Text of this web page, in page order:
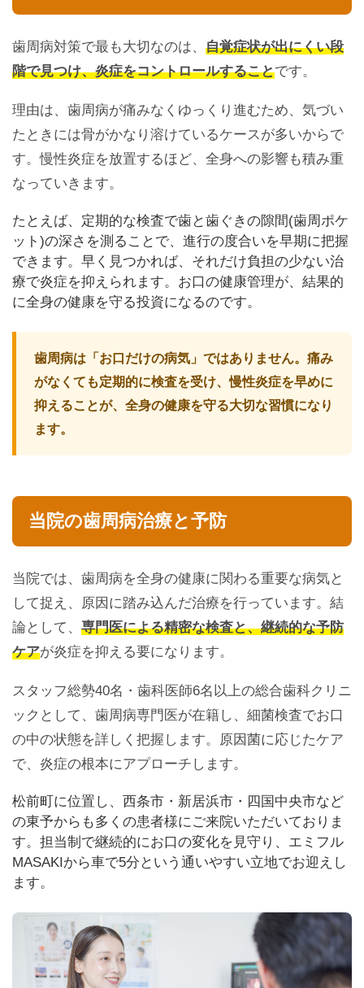
歯周病対策で最も大切なのは、 自覚症状が出にくい段
階で見つけ、炎症をコントロールすることです。
理由は、歯周病が痛みなくゆっくり進むため、気づい
たときには骨がかなり溶けているケースが多いからで
す。慢性炎症を放置するほど、全身への影響も積み重
なっていきます。
たとえば、定期的な検査で歯と歯ぐきの隙間(歯周ポケ
ット)の深さを測ることで、進行の度合いを早期に把握
できます。早く見つかれば、それだけ負担の少ない治
療で炎症を抑えられます。お口の健康管理が、結果的
に全身の健康を守る投資になるのです。
歯周病は「お口だけの病気」ではありません。痛み
がなくても定期的に検査を受け、慢性炎症を早めに
抑えることが、全身の健康を守る大切な習慣になり
ます。
当院の歯周病治療と予防
当院では、歯周病を全身の健康に関わる重要な病気と
して捉え、原因に踏み込んだ治療を行っています。結
論として、 専門医による精密な検査と、継続的な予防
ケアが炎症を抑える要になります。
スタッフ総勢40名・歯科医師6名以上の総合歯科クリニ
ックとして、歯周病専門医が在籍し、細菌検査でお口
の中の状態を詳しく把握します。原因菌に応じたケア
で、炎症の根本にアプローチします。
松前町に位置し、西条市・新居浜市・四国中央市など
の東予からも多くの患者様にご来院いただいておりま
す。担当制で継続的にお口の変化を見守り、エミフル
MASAKIから車で5分という通いやすい立地でお迎えし
ます。